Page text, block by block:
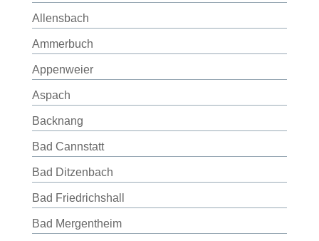
Allensbach
Ammerbuch
Appenweier
Aspach
Backnang
Bad Cannstatt
Bad Ditzenbach
Bad Friedrichshall
Bad Mergentheim